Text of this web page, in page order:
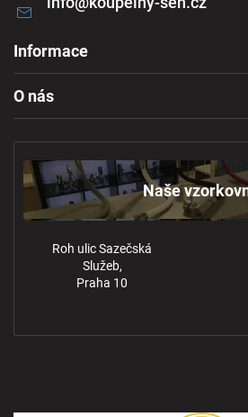
Informace
Ochrana osobních údajů
O nás
Naše
Roh ulic Sazečská
Služeb,
Praha 10